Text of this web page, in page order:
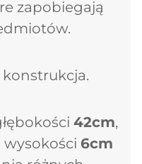
zapobiegają
42cm,
wysokości 6cm